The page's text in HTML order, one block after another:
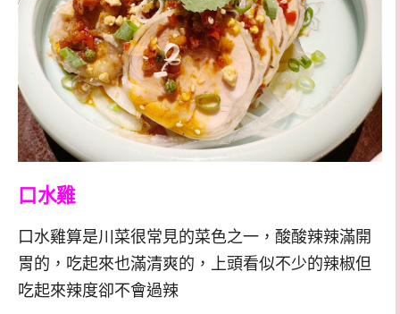
口水雞
口水雞算是川菜很常見的菜色之一，酸酸辣辣滿開
胃的，吃起來也滿清爽的，上頭看似不少的辣椒但
吃起來辣度卻不會過辣